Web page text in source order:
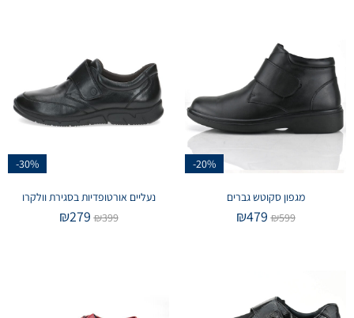
-20%
מגפון סקוטש גברים
₪599
₪479
-30%
נעליים אורטופדיות בסגירת וולקרו
₪399
₪279